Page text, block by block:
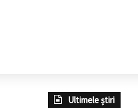
Ultimele știri